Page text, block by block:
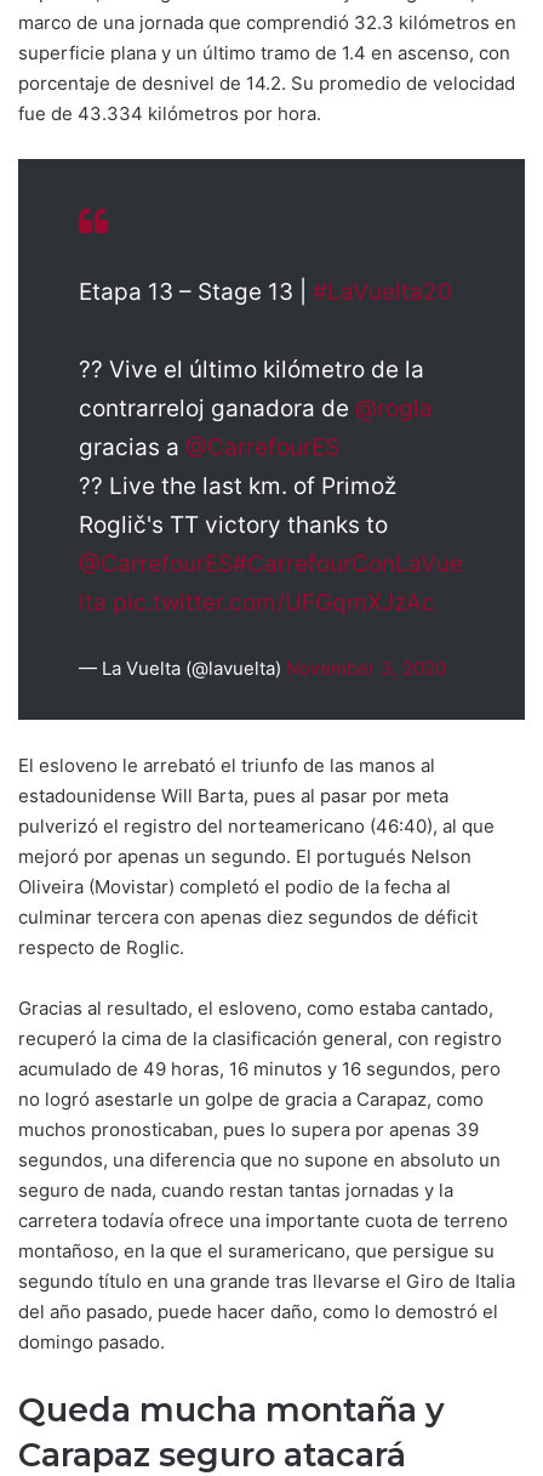
marco de una jornada que comprendió 32.3 kilómetros en
superficie plana y un último tramo de 1.4 en ascenso, con
porcentaje de desnivel de 14.2. Su promedio de velocidad
fue de 43.334 kilómetros por hora.
Etapa 13 – Stage 13 | #LaVuelta20
?? Vive el último kilómetro de la
contrarreloj ganadora de @rogla
gracias a @CarrefourES
?? Live the last km. of Primož
Roglič's TT victory thanks to
@CarrefourES#CarrefourConLaVue
lta pic.twitter.com/UFGqmXJzAc
— La Vuelta (@lavuelta) November 3, 2020
El esloveno le arrebató el triunfo de las manos al
estadounidense Will Barta, pues al pasar por meta
pulverizó el registro del norteamericano (46:40), al que
mejoró por apenas un segundo. El portugués Nelson
Oliveira (Movistar) completó el podio de la fecha al
culminar tercera con apenas diez segundos de déficit
respecto de Roglic.
Gracias al resultado, el esloveno, como estaba cantado,
recuperó la cima de la clasificación general, con registro
acumulado de 49 horas, 16 minutos y 16 segundos, pero
no logró asestarle un golpe de gracia a Carapaz, como
muchos pronosticaban, pues lo supera por apenas 39
segundos, una diferencia que no supone en absoluto un
seguro de nada, cuando restan tantas jornadas y la
carretera todavía ofrece una importante cuota de terreno
montañoso, en la que el suramericano, que persigue su
segundo título en una grande tras llevarse el Giro de Italia
del año pasado, puede hacer daño, como lo demostró el
domingo pasado.
Queda mucha montaña y
Carapaz seguro atacará